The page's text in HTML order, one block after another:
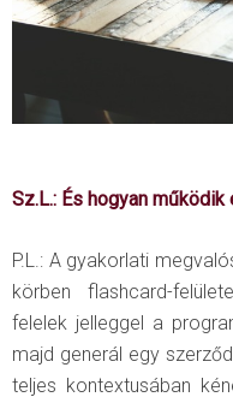
Sz.L.: És hogyan működik
P.L.: A gyakorlati
körben flashcard-
felelek jelleggel a
majd generál egy
teljes kontextusában